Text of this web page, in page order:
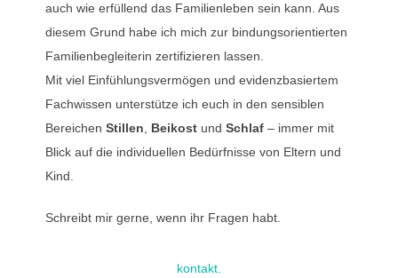
auch wie erfüllend das Familienleben sein kann. Aus
diesem Grund habe ich mich zur bindungsorientierten
Familienbegleiterin zertifizieren lassen.
Mit viel Einfühlungsvermögen und evidenzbasiertem
Fachwissen unterstütze ich euch in den sensiblen
Bereichen Stillen, Beikostund Schlaf– immer mit
Blick auf die individuellen Bedürfnisse von Eltern und
Kind.
Schreibt mir gerne, wenn ihr Fragen habt.
kontakt.